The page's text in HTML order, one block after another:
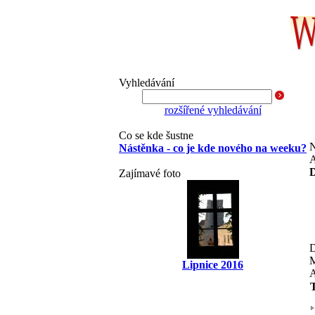
Vyhledávání
rozšířené vyhledávání
Co se kde šustne
Nástěnka - co je kde nového na weeku?
Zajímavé foto
Lipnice 2016